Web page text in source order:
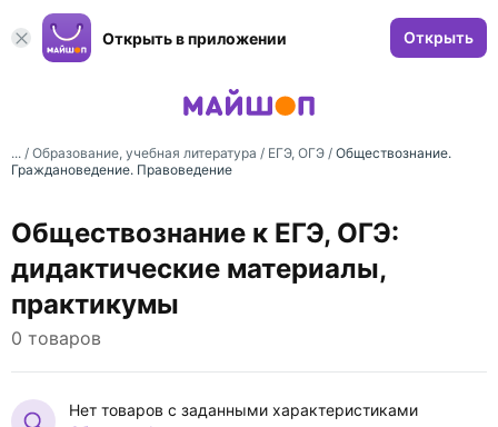
Открыть в приложении Открыть
... / Образование, учебная литература / ЕГЭ, ОГЭ / Обществознание.
Граждановедение. Правоведение
Обществознание к ЕГЭ, ОГЭ:
дидактические материалы,
практикумы
0 товаров
Нет товаров с заданными характеристиками